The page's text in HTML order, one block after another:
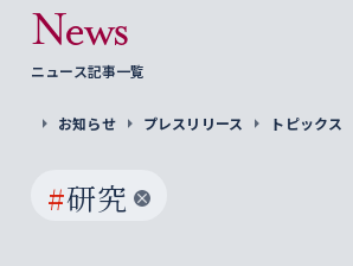
News
ニュース記事一覧
お知らせ プレスリリース トピックス
#研究